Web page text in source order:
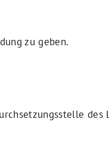
zu geben.
des